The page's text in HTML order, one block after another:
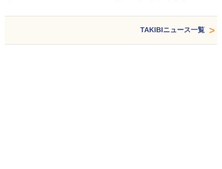
TAKIBIニュース一覧